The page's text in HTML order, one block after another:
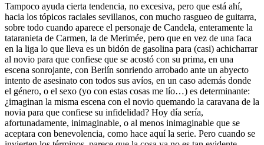
Tampoco ayuda cierta tendencia, no excesiva, pero que está ahí,
hacia los tópicos raciales sevillanos, con mucho rasgueo de guitarra,
sobre todo cuando aparece el personaje de Candela, enteramente la
tataranieta de Carmen, la de Merimée, pero que en vez de una faca
en la liga lo que lleva es un bidón de gasolina para (casi) achicharrar
al novio para que confiese que se acostó con su prima, en una
escena sonrojante, con Berlín sonriendo arrobado ante un abyecto
intento de asesinato con todos sus avíos, en un caso además donde
el género, o el sexo (yo con estas cosas me lío…) es determinante:
¿imaginan la misma escena con el novio quemando la caravana de la
novia para que confiese su infidelidad? Hoy día sería,
afortunadamente, inimaginable, o al menos inimaginable que se
aceptara con benevolencia, como hace aquí la serie. Pero cuando se